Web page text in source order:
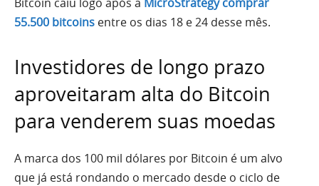
55.500 bitcoins entre os dias 18 e 24 desse mês.
Investidores de longo prazo
aproveitaram alta do Bitcoin
para venderem suas moedas
A marca dos 100 mil dólares por Bitcoin é um alvo
que já está rondando o mercado desde o ciclo de